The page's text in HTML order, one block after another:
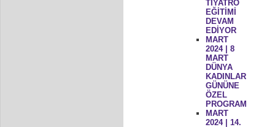
TİYATRO
EĞİTİMİ
DEVAM
EDİYOR
MART
2024 | 8
MART
DÜNYA
KADINLAR
GÜNÜNE
ÖZEL
PROGRAM
MART
2024 | 14.